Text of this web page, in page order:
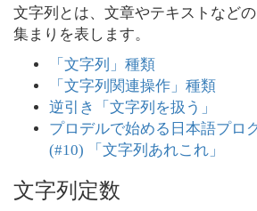
文字列とは、文章やテキストなど
集まりを表します。
「文字列」種類
「文字列関連操作」種類
逆引き「文字列を扱う」
プロデルで始める日本語プロ
(#10) 「文字列あれこれ」
文字列定数